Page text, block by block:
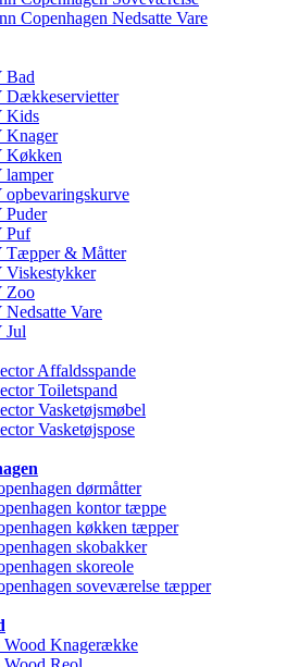
Copenhagen Nedsatte Vare
Bad
Kids
Køkken
Puf
Tæpper & Måtter
Zoo
Vare
Jul
Affaldsspande
Toiletspand
Vasketøjsmøbel
Vasketøjspose
dørmåtter
kontor tæppe
køkken tæpper
skobakker
skoreole
soveværelse tæpper
Wood Knagerække